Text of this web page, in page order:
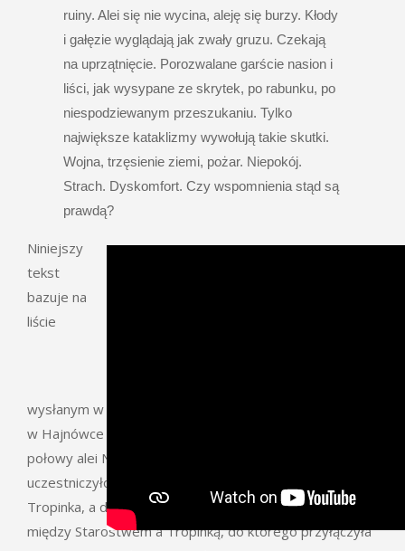
ruiny. Alei się nie wycina, aleję się burzy. Kłody
i gałęzie wyglądają jak zwały gruzu. Czekają
na uprzątnięcie. Porozwalane garście nasion i
liści, jak wysypane ze skrytek, po rabunku, po
niespodziewanym przeszukaniu. Tylko
największe kataklizmy wywołują takie skutki.
Wojna, trzęsienie ziemi, pożar. Niepokój.
Strach. Dyskomfort. Czy wspomnienia stąd są
prawdą?
Niniejszy
tekst
bazuje na
liście
wysłanym w grudniu 2017 do Starostwa Powiatowego
w Hajnówce i do Urzędu Gminy Narewka po wycince
połowy alei Narewka-Olchówka. W pisaniu listu
uczestniczyło Stowarzyszenie na Rzecz Dialogu
Tropinka, a doprowadził on do zawarcia porozumienia
między Starostwem a Tropinką, do którego przyłączyła